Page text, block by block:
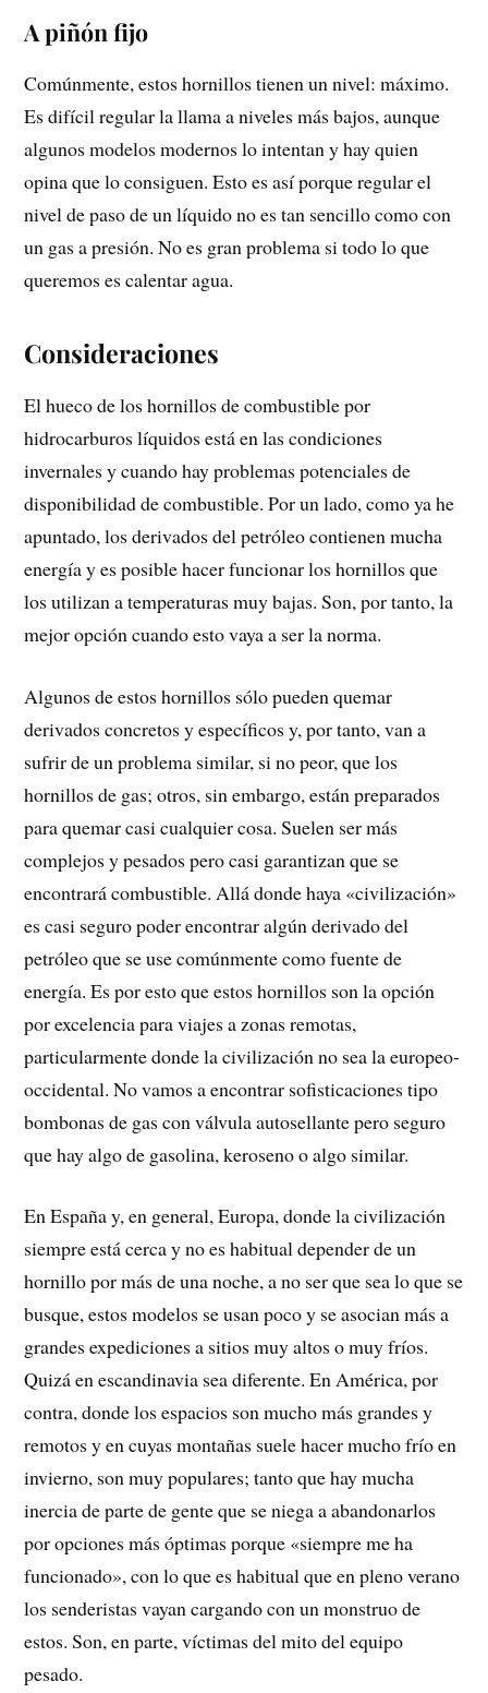
A piñón fijo
Comúnmente, estos hornillos tienen un nivel: máximo.
Es difícil regular la llama a niveles más bajos, aunque
algunos modelos modernos lo intentan y hay quien
opina que lo consiguen. Esto es así porque regular el
nivel de paso de un líquido no es tan sencillo como con
un gas a presión. No es gran problema si todo lo que
queremos es calentar agua.
Consideraciones
El hueco de los hornillos de combustible por
hidrocarburos líquidos está en las condiciones
invernales y cuando hay problemas potenciales de
disponibilidad de combustible. Por un lado, como ya he
apuntado, los derivados del petróleo contienen mucha
energía y es posible hacer funcionar los hornillos que
los utilizan a temperaturas muy bajas. Son, por tanto, la
mejor opción cuando esto vaya a ser la norma.
Algunos de estos hornillos sólo pueden quemar
derivados concretos y específicos y, por tanto, van a
sufrir de un problema similar, si no peor, que los
hornillos de gas; otros, sin embargo, están preparados
para quemar casi cualquier cosa. Suelen ser más
complejos y pesados pero casi garantizan que se
encontrará combustible. Allá donde haya «civilización»
es casi seguro poder encontrar algún derivado del
petróleo que se use comúnmente como fuente de
energía. Es por esto que estos hornillos son la opción
por excelencia para viajes a zonas remotas,
particularmente donde la civilización no sea la europeo-
occidental. No vamos a encontrar sofisticaciones tipo
bombonas de gas con válvula autosellante pero seguro
que hay algo de gasolina, keroseno o algo similar.
En España y, en general, Europa, donde la civilización
siempre está cerca y no es habitual depender de un
hornillo por más de una noche, a no ser que sea lo que se
busque, estos modelos se usan poco y se asocian más a
grandes expediciones a sitios muy altos o muy fríos.
Quizá en escandinavia sea diferente. En América, por
contra, donde los espacios son mucho más grandes y
remotos y en cuyas montañas suele hacer mucho frío en
invierno, son muy populares; tanto que hay mucha
inercia de parte de gente que se niega a abandonarlos
por opciones más óptimas porque «siempre me ha
funcionado», con lo que es habitual que en pleno verano
los senderistas vayan cargando con un monstruo de
estos. Son, en parte, víctimas del mito del equipo
pesado.